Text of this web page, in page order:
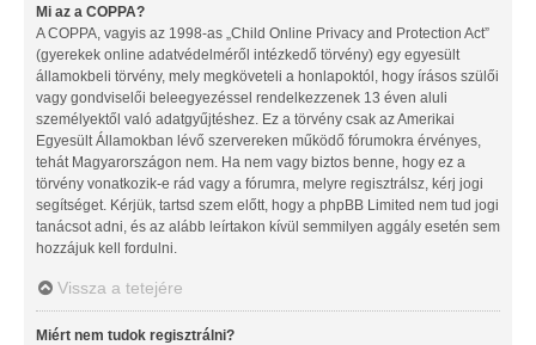
Mi az a COPPA?
A COPPA, vagyis az 1998-as „Child Online Privacy and Protection Act”
(gyerekek online adatvédelméről intézkedő törvény) egy egyesült
államokbeli törvény, mely megköveteli a honlapoktól, hogy írásos szülői
vagy gondviselői beleegyezéssel rendelkezzenek 13 éven aluli
személyektől való adatgyűjtéshez. Ez a törvény csak az Amerikai
Egyesült Államokban lévő szervereken működő fórumokra érvényes,
tehát Magyarországon nem. Ha nem vagy biztos benne, hogy ez a
törvény vonatkozik-e rád vagy a fórumra, melyre regisztrálsz, kérj jogi
segítséget. Kérjük, tartsd szem előtt, hogy a phpBB Limited nem tud jogi
tanácsot adni, és az alább leírtakon kívül semmilyen aggály esetén sem
hozzájuk kell fordulni.
Vissza a tetejére
Miért nem tudok regisztrálni?